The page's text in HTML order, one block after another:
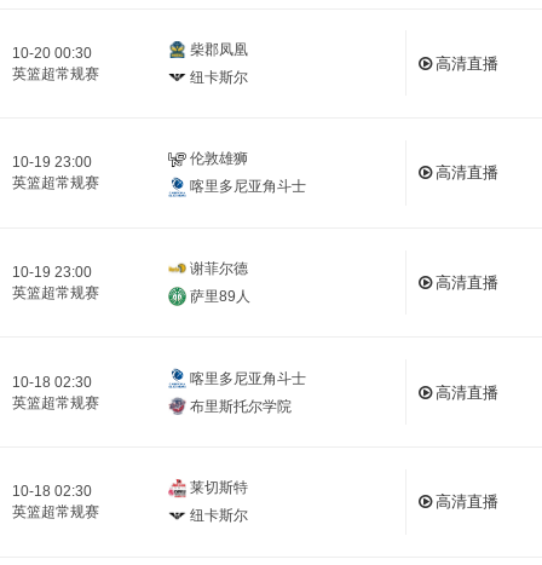
10-20 00:30
英篮超常规赛
柴郡凤凰
纽卡斯尔
高清直播
10-19 23:00
英篮超常规赛
伦敦雄狮
喀里多尼亚角斗士
高清直播
10-19 23:00
英篮超常规赛
谢菲尔德
萨里89人
高清直播
10-18 02:30
英篮超常规赛
喀里多尼亚角斗士
布里斯托尔学院
高清直播
10-18 02:30
英篮超常规赛
莱切斯特
纽卡斯尔
高清直播